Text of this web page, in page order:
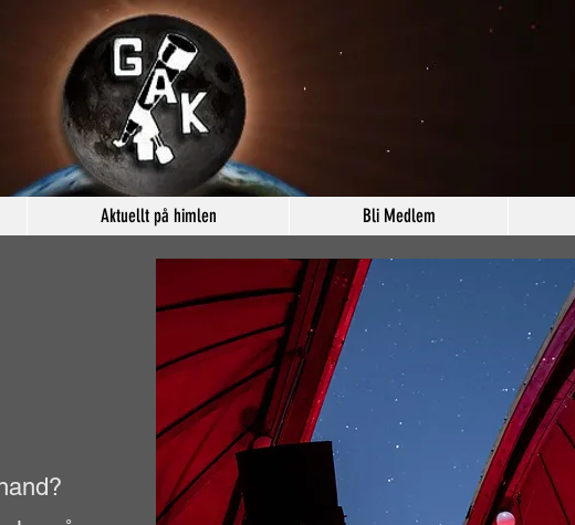
Aktuellt på himlen Bli Medlem